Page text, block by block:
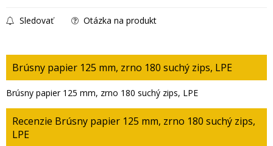
Sledovať Otázka na produkt
Brúsny papier 125 mm, zrno 180 suchý zips, LPE
Brúsny papier 125 mm, zrno 180 suchý zips, LPE
Recenzie Brúsny papier 125 mm, zrno 180 suchý zips,
LPE